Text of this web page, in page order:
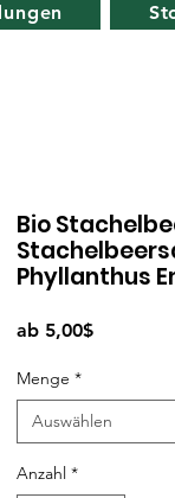
Bio
Phyllanthus
ab 5,00$Sale-
Menge *
Auswählen
Anzahl *